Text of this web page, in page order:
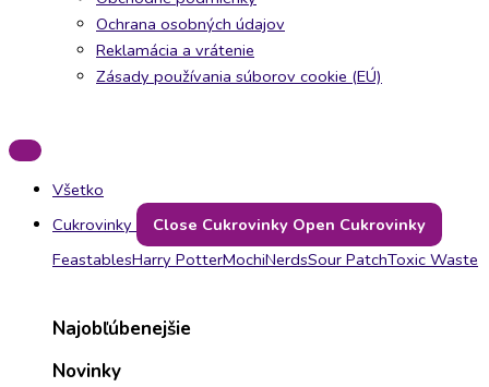
Ochrana osobných údajov
Reklamácia a vrátenie
Zásady používania súborov cookie (EÚ)
Všetko
Cukrovinky
Close Cukrovinky Open Cukrovinky
FeastablesHarry PotterMochiNerdsSour PatchToxic Waste
Najobľúbenejšie
Novinky